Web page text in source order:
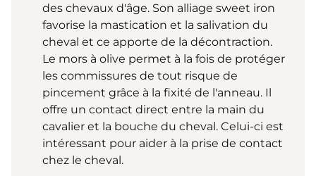
des chevaux d'âge. Son alliage sweet iron
favorise la mastication et la salivation du
cheval et ce apporte de la décontraction.
Le mors à olive permet à la fois de protéger
les commissures de tout risque de
pincement grâce à la fixité de l'anneau. Il
offre un contact direct entre la main du
cavalier et la bouche du cheval. Celui-ci est
intéressant pour aider à la prise de contact
chez le cheval.